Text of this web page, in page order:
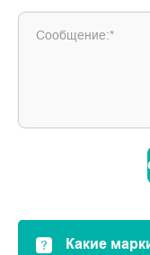
Сообщение:*
Какие